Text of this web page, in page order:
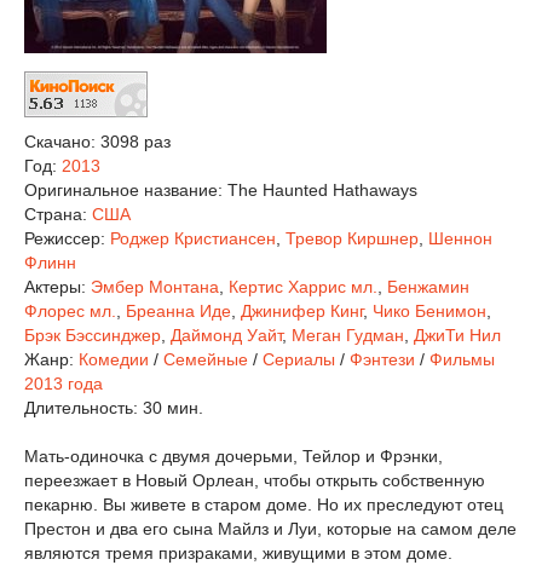
Скачано: 3098 раз
Год: 2013
Оригинальное название: The Haunted Hathaways
Страна: США
Режиссер: Роджер Кристиансен Тревор Киршнер Шеннон
Флинн
Актеры: Эмбер Монтана Кертис Харрис мл.
Бенжамин
Флорес мл.
Бреанна Иде Джинифер Кинг, Чико Бенимон
Брэк Бэссинджер Даймонд Уайт, Меган Гудман
ДжиТи Нил
Жанр: Комедии / Семейные / Сериалы / Фэнтези / Фильмы
2013 года
Длительность: 30 мин.
Мать-одиночка с двумя дочерьми, Тейлор и Фрэнки,
переезжает в Новый Орлеан, чтобы открыть собственную
пекарню. Вы живете в старом доме. Но их преследуют отец
Престон и два его сына Майлз и Луи, которые на самом деле
являются тремя призраками, живущими в этом доме.